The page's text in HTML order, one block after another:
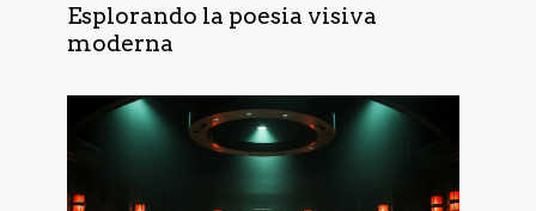
Esplorando la poesia visiva
moderna